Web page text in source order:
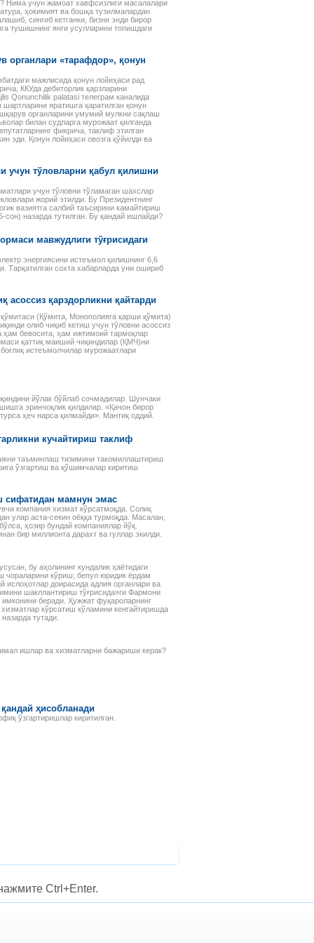
основных средств,
нематериальных активов,
финансовых инвестиций и др.
Нима учун жамоат хавфсизлиги масалалари
ҳокимият ва бошқа тузилмалардан
сингиб кетганки, бизни энди бирор
тушишнинг янги усулларини топишдаги
органлари «тарафдор», қонун
мажлисида қонун лойиҳаси рад
ККУда дебиторлик қарзларини
Qonunchilik palatasi телеграм каналида
яратишга қаратилган қонун
органларини умумий мулкни сақлаш
билан судларга мурожаат қилганда
фикрича, таклиф этилган
эди. Қонун лойиҳаси овозга қўйилди ва
учун тўловларни қабул қилишни
учун тўловни тўламаган шахслар
жорий этилди. Бу Президентнинг
вазиятга салбий таъсирини камайтириш
назарда тутилган. Бу қандай ишлайди?
мавжудлиги тўғрисидаги
энергиясини истеъмол қилишнинг 6,6
Тарқатилган сохта хабарларда уни ошириб
асоссиз қарздорликни қайтарди
(Қўмита, Монополияга қарши қўмита)
олиб чиқиб кетиш учун тўловни асоссиз
ҳам бевосита, ҳам ижтимоий тармоқлар
қаттиқ маиший чиқиндилар (ҚМЧ)ни
истеъмолчилар мурожаатлари
йўлак бўйлаб сочмадилар. Шунчаки
эринчоқлик қилдилар. «Қачон бирор
ҳеч нарса қилмайди». Мантиқ оддий.
кучайтириш таклиф
таъминлаш тизимини такомиллаштириш
ўзгартиш ва қўшимчалар киритиш
сифатидан мамнун эмас
компания хизмат кўрсатмоқда. Солиқ
улар аста-секин оёққа турмоқда. Масалан,
ҳозир бундай компаниялар йўқ.
бир миллионта дарахт ва гуллар экилди.
бу аҳолининг кундалик ҳаётидаги
чораларини кўриш; бепул юридик ёрдам
доирасида адлия органлари ва
шакллантириш тўғрисида»ги Фармони
беради. Ҳужжат фуқароларнинг
кўрсатиш кўламини кенгайтиришда
тутади.
ишлар ва хизматларни бажариши керак?
ҳисобланади
ўзгартиришлар киритилган.
Ctrl+Enter.